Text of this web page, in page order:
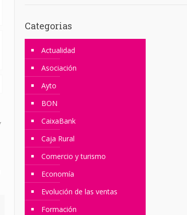
Categorias
Actualidad
Asociación
Ayto
BON
CaixaBank
Caja Rural
Comercio y turismo
Economía
Evolución de las ventas
Formación